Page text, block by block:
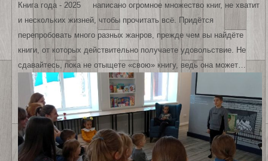
Книга года - 2025 написано огромное множество книг, не хватит
и нескольких жизней, чтобы прочитать всё. Придётся
перепробовать много разных жанров, прежде чем вы найдёте
книги, от которых действительно получаете удовольствие. Не
сдавайтесь, пока не отыщете «свою» книгу, ведь она может…